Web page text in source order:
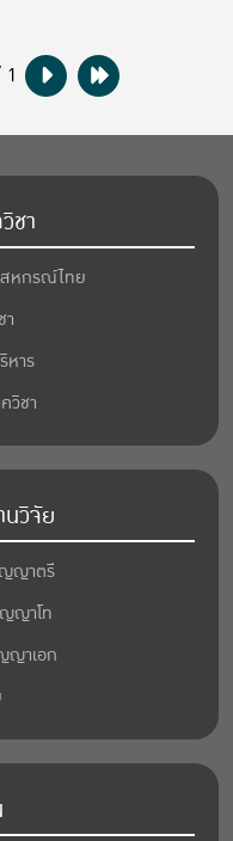
ชา
สหกรณ์ไทย
หาร
วิชา
วิจัย
ญาตรี
ญาโท
ญาเอก